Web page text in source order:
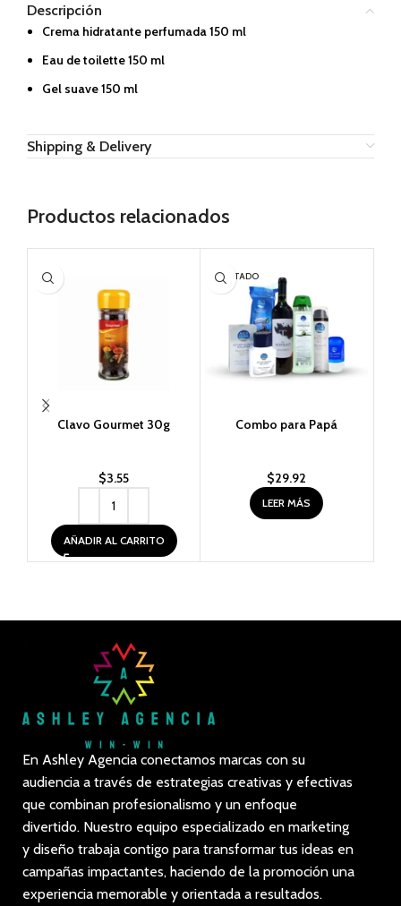
Descripción
Crema hidratante perfumada 150 ml
Eau de toilette 150 ml
Gel suave 150 ml
Shipping & Delivery
Productos relacionados
Clavo Gourmet 30g
$3.55
AÑADIR AL CARRITO
AGOTADO
Combo para Papá
$29.92
LEER MÁS
En Ashley Agencia conectamos marcas con su
audiencia a través de estrategias creativas y efectivas
que combinan profesionalismo y un enfoque
divertido. Nuestro equipo especializado en marketing
y diseño trabaja contigo para transformar tus ideas en
campañas impactantes, haciendo de la promoción una
experiencia memorable y orientada a resultados.